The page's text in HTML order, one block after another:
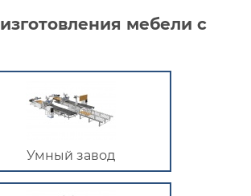
мебели с
Умный завод